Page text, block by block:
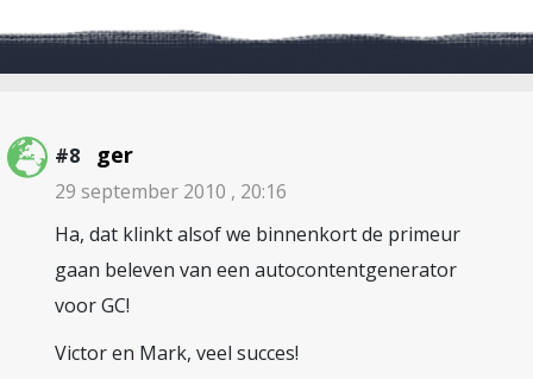
#8 ger
29 september 2010 , 20:16
Ha, dat klinkt alsof we binnenkort de primeur
gaan beleven van een autocontentgenerator
voor GC!
Victor en Mark, veel succes!